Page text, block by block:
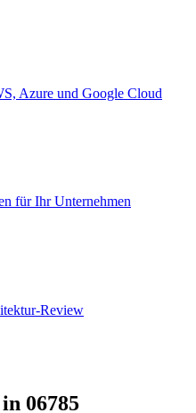
Azure und Google Cloud
für Ihr Unternehmen
Review
06785